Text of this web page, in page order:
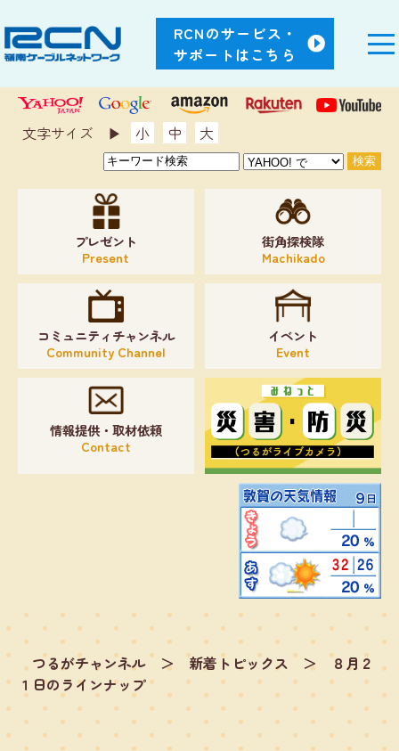
RCNのサービス・
サポートはこちら
文字サイズ ▶︎ 小 中 大
プレゼント
Present
街角探検隊
Machikado
コミュニティチャンネル
Community Channel
イベント
Event
情報提供・取材依頼
Contact
つるがチャンネル ＞ 新着トピックス ＞
８月２
１日のラインナップ